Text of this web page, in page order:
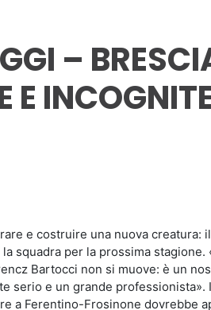
–
E
e costruire una nuova creatura:
squadra per la prossima
Bartocci non si muove: è un
serio e un grande professionista».
a Ferentino-Frosinone dovrebbe